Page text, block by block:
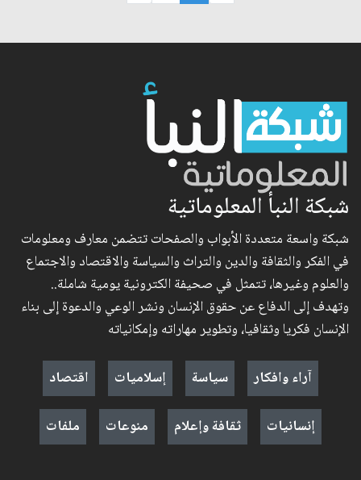
شبكة النبأ المعلوماتية
شبكة واسعة متعددة الأبواب والصفحات تتضمن معارف ومعلومات
في الفكر والثقافة والدين والتراث والسياسة والاقتصاد والاجتماع
والعلوم وغيرها، تتمثل في صحيفة الكترونية يومية شاملة..
وتهدف إلى الدفاع عن حقوق الإنسان ونشر الوعي والدعوة إلى بناء
الإنسان فكريا وثقافيا، وتطوير مهاراته وإمكانياته
آراء وافكار
سياسة إسلاميات
اقتصاد
إنسانيات
ثقافة وإعلام منوعات ملفات